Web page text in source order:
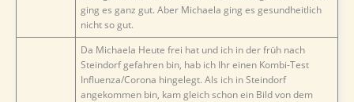
ging es ganz gut. Aber Michaela ging es gesundheitlich
nicht so gut.
Da Michaela Heute frei hat und ich in der früh nach
Steindorf gefahren bin, hab ich Ihr einen Kombi-Test
Influenza/Corona hingelegt. Als ich in Steindorf
angekommen bin, kam gleich schon ein Bild von dem